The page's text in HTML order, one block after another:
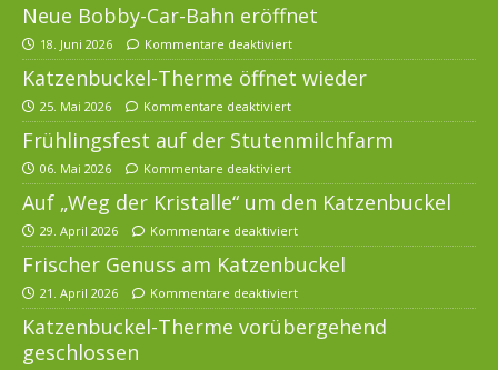
Neue Bobby-Car-Bahn eröffnet
18. Juni 2026 Kommentare deaktiviert
Katzenbuckel-Therme öffnet wieder
25. Mai 2026 Kommentare deaktiviert
Frühlingsfest auf der Stutenmilchfarm
06. Mai 2026 Kommentare deaktiviert
Auf „Weg der Kristalle“ um den Katzenbuckel
29. April 2026 Kommentare deaktiviert
Frischer Genuss am Katzenbuckel
21. April 2026 Kommentare deaktiviert
Katzenbuckel-Therme vorübergehend
geschlossen